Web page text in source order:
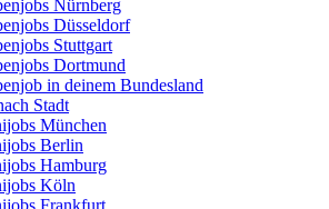
Nürnberg
Düsseldorf
Stuttgart
Dortmund
in deinem Bundesland
Stadt
München
Berlin
Hamburg
Köln
Frankfurt